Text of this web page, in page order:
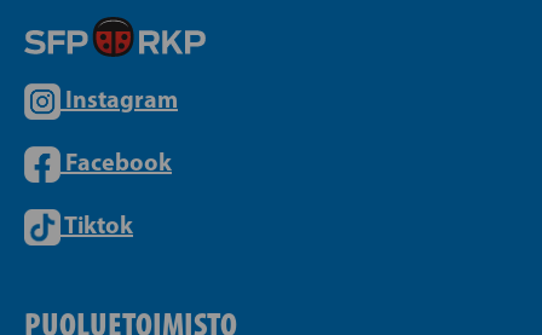
Instagram
Facebook
Tiktok
PUOLUETOIMISTO